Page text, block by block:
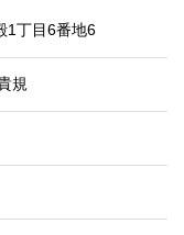
1丁目6番地6
規